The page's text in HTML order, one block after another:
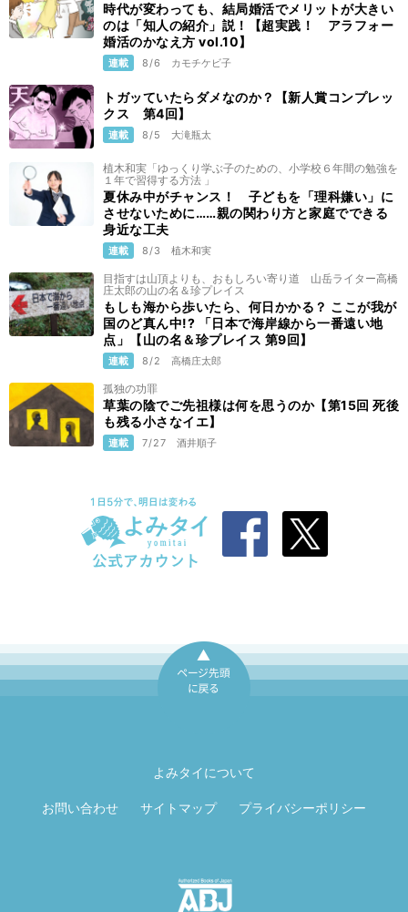
時代が変わっても、結局婚活でメリットが大きい
のは「知人の紹介」説！【超実践！ アラフォー
婚活のかなえ方 vol.10】
連載 8/6 カモチケビ子
トガッていたらダメなのか？【新人賞コンプレッ
クス 第4回】
連載 8/5 大滝瓶太
植木和実「ゆっくり学ぶ子のための、小学校６年間の勉強を
１年で習得する方法 」
夏休み中がチャンス！ 子どもを「理科嫌い」に
させないために……親の関わり方と家庭でできる
身近な工夫
連載 8/3 植木和実
目指すは山頂よりも、おもしろい寄り道 山岳ライター高橋
庄太郎の山の名＆珍プレイス
もしも海から歩いたら、何日かかる？ ここが我が
国のど真ん中!? 「日本で海岸線から一番遠い地
点」【山の名＆珍プレイス 第9回】
連載 8/2 高橋庄太郎
孤独の功罪
草葉の陰でご先祖様は何を思うのか【第15回 死後
も残る小さなイエ】
連載 7/27 酒井順子
よみタイについて
お問い合わせ サイトマップ プライバシーポリシー